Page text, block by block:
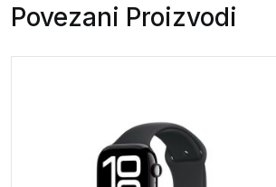
Povezani Proizvodi